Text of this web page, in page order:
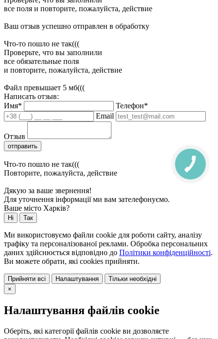
все поля и повторите, пожалуйста, действие
Ваш отзыв успешно отправлен в обработку
Что-то пошло не так(((
Проверьте, что вы заполнили
все обязательные поля
и повторите, пожалуйста, действие
Файл превышает 5 мб(((
Написать отзыв:
Имя*
Телефон*
Email
Отзыв
отправить
Что-то пошло не так(((
Повторите, пожалуйста, действие
Дякую за ваше звернення!
Для уточнення інформації ми вам зателефонуємо.
Ваше місто Харків?
Ні Так
Ми використовуємо файли cookie для роботи сайту, аналізу
трафіку та персоналізованої реклами. Обробка персональних
даних здійснюється відповідно до Політики конфіденційності.
Ви можете обрати, які cookies прийняти.
Прийняти всі Налаштування
Тільки необхідні
×
Налаштування файлів cookie
Оберіть, які категорії файлів cookie ви дозволяєте